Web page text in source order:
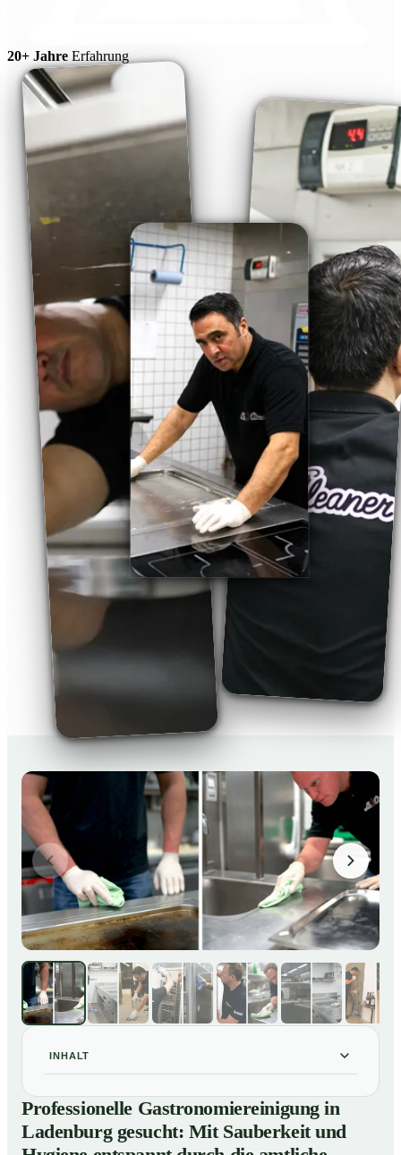
20+ Jahre Erfahrung
INHALT
01 Professionelle Gastronomiereinigung in Ladenburg
gesucht: Mit Sauberkeit und Hygiene entspannt durch
die amtliche Kontrolle
Professionelle Gastronomiereinigung in
Ladenburg gesucht: Mit Sauberkeit und